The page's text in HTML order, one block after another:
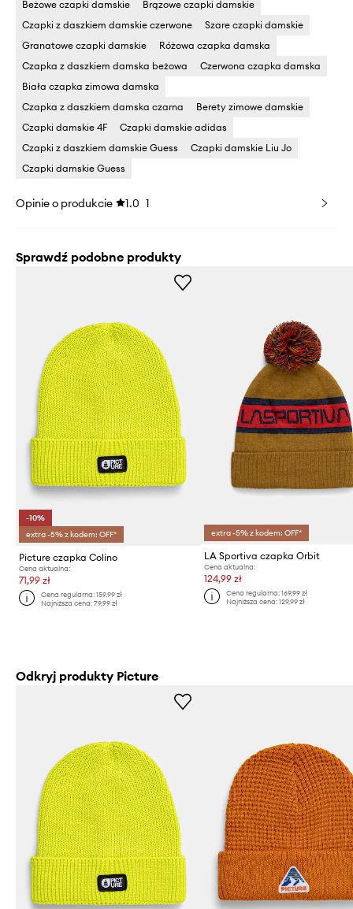
Beżowe czapki damskie
Brązowe czapki damskie
Czapki z daszkiem damskie czerwone
Szare czapki damskie
Granatowe czapki damskie
Różowa czapka damska
Czapka z daszkiem damska beżowa
Czerwona czapka damska
Biała czapka zimowa damska
Czapka z daszkiem damska czarna
Berety zimowe damskie
Czapki damskie 4F
Czapki damskie adidas
Czapki z daszkiem damskie Guess
Czapki damskie Liu Jo
Czapki damskie Guess
Opinie o produkcie 1.0 1
Sprawdź podobne produkty
-10%
extra -5% z kodem: OFF*
Picture czapka Colino
Cena aktualna:
71,99 zł
Cena regularna:159,99 zł
Najniższa cena:79,99 zł
extra -5% z kodem: OFF*
LA Sportiva czapka Orbit
Cena aktualna:
124,99 zł
Cena regularna: 169,99 zł
Najniższa cena: 129,99 zł
Odkryj produkty Picture